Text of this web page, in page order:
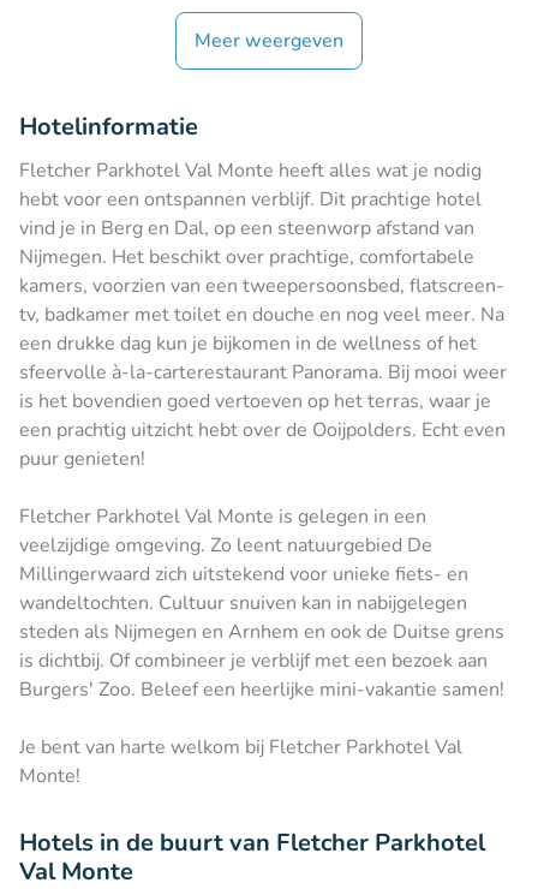
Meer weergeven
Hotelinformatie
Fletcher Parkhotel Val Monte heeft alles wat je nodig
hebt voor een ontspannen verblijf. Dit prachtige hotel
vind je in Berg en Dal, op een steenworp afstand van
Nijmegen. Het beschikt over prachtige, comfortabele
kamers, voorzien van een tweepersoonsbed, flatscreen-
tv, badkamer met toilet en douche en nog veel meer. Na
een drukke dag kun je bijkomen in de wellness of het
sfeervolle à-la-carterestaurant Panorama. Bij mooi weer
is het bovendien goed vertoeven op het terras, waar je
een prachtig uitzicht hebt over de Ooijpolders. Echt even
puur genieten!
Fletcher Parkhotel Val Monte is gelegen in een
veelzijdige omgeving. Zo leent natuurgebied De
Millingerwaard zich uitstekend voor unieke fiets- en
wandeltochten. Cultuur snuiven kan in nabijgelegen
steden als Nijmegen en Arnhem en ook de Duitse grens
is dichtbij. Of combineer je verblijf met een bezoek aan
Burgers' Zoo. Beleef een heerlijke mini-vakantie samen!
Je bent van harte welkom bij Fletcher Parkhotel Val
Monte!
Hotels in de buurt van Fletcher Parkhotel
Val Monte